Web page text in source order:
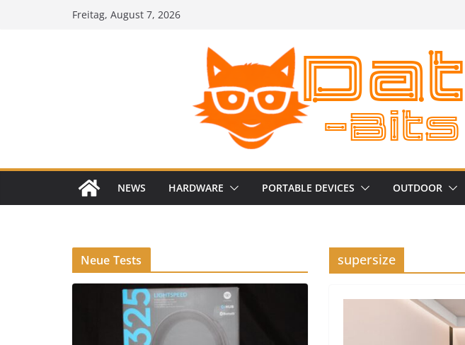
Freitag, August 7, 2026
NEWS HARDWARE PORTABLE DEVICES OUTDOOR
supersize
Neue Tests